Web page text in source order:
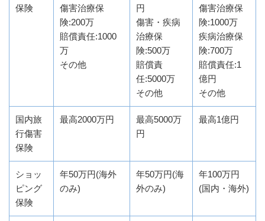
保険
傷害治療保
険:200万
賠償責任:1000
万
その他
円
傷害・疾病
治療保
険:500万
賠償責
任:5000万
その他
傷害治療保
険:1000万
疾病治療保
険:700万
賠償責任:1
億円
その他
国内旅
行傷害
保険
最高2000万円
最高5000万
円
最高1億円
ショッ
ピング
保険
年50万円(海外
のみ)
年50万円(海
外のみ)
年100万円
(国内・海外)